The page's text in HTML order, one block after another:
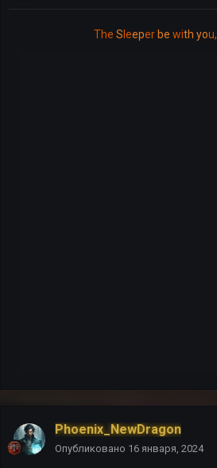
The Sleeperbe with you,
Phoenix_NewDragon
Опубликовано 16 января, 2024